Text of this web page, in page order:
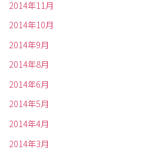
2014年11月
2014年10月
2014年9月
2014年8月
2014年6月
2014年5月
2014年4月
2014年3月